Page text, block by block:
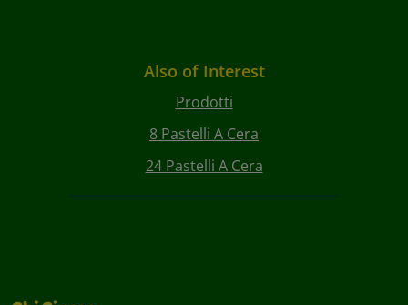
Also of Interest
Prodotti
8 Pastelli A Cera
24 Pastelli A Cera